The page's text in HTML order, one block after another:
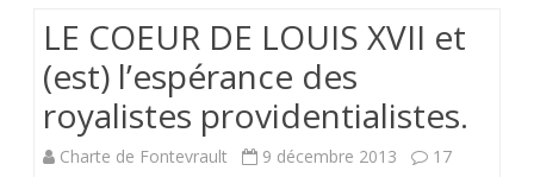
LE COEUR DE LOUIS XVII et
(est) l’espérance des
royalistes providentialistes.
Charte de Fontevrault 9 décembre 2013
17